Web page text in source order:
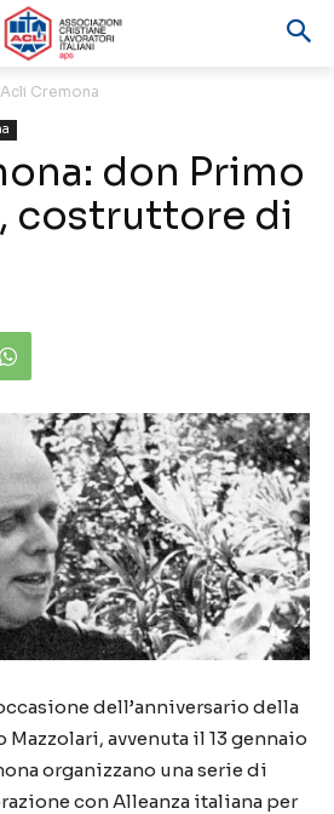
Acli Cremona
don Primo
costruttore di
dell’anniversario della
avvenuta il 13 gennaio
organizzano una serie di
con Alleanza italiana per